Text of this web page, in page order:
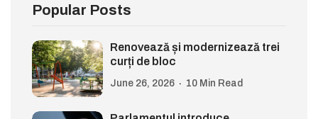
Popular Posts
Renovează și modernizează trei
curți de bloc
June 26, 2026 10 Min Read